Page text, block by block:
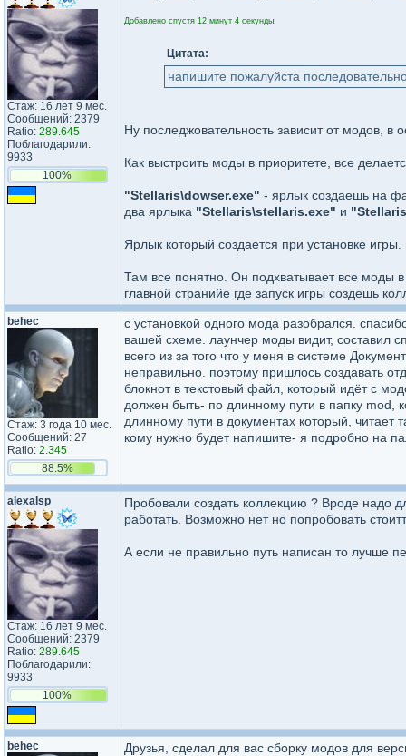
Стаж: 16 лет 9 мес.
Сообщений: 2379
Ratio: 289.645
Поблагодарили:
9933
100%
Добавлено спустя 12 минут 4 секунды:
Цитата:
напишите пожалуйста
Ну последжовательность зависит от модов,
Как выстроить моды в приоритете, все
"Stellaris\dowser.exe" - ярлык создаешь на
два ярлыка "Stellaris\stellaris.exe" и
Ярлык который создается при установке
Там все понятно. Он подхватывает все моды
главной странийе где запуск игры создешь
behec
Стаж: 3 года 10 мес.
Сообщений: 27
Ratio: 2.345
88.5%
с установкой одного мода разобрался.
вашей схеме. лаунчер моды видит, составил
всего из за того что у меня в системе
неправильно. поэтому пришлось создавать
блокнот в текстовый файл, который идёт с
должен быть- по длинному пути в папку mod,
длинному пути в документах который, читает
кому нужно будет напишите- я подробно на
alexalsp
Стаж: 16 лет 9 мес.
Сообщений: 2379
Ratio: 289.645
Поблагодарили:
9933
100%
Пробовали создать коллекцию ? Вроде надо
работать. Возможно нет но попробовать
А если не правильно путь написан то лучше
behec
Друзья, сделал для вас сборку модов для